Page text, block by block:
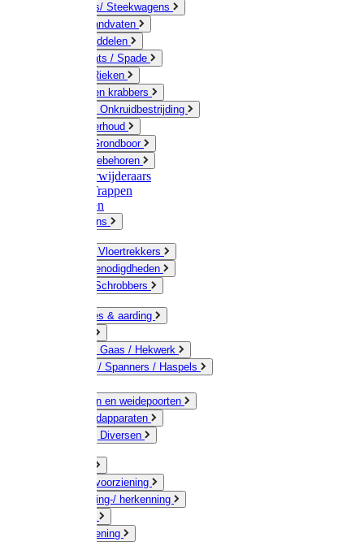
Kruiwagens/ Steekwagens
Stelen / Handvaten
Tuinhulpmiddelen
Schop / Bats / Spade
Vorken & Rieken
Cultivator en krabbers
Schoffels / Onkruidbestrijding
Gazononderhoud
Hamers / Grondboor
Sledes / toebehoren
Onkruidverwijderaars
Ladders / Trappen
Werkbanken
Betonmolens
Bezems & Vloertrekkers
Schildersbenodigdheden
Borstels / Schrobbers
Accessoires & aarding
Geleiders / Gaas / Hekwerk
Verbinders / Spanners / Haspels
Doorgangen en weidepoorten
Schrikdraadapparaten
Afrastering Diversen
Drinkwatervoorziening
Veemarkering-/ herkenning
Voervoorziening